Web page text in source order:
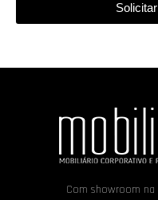
Com showroom